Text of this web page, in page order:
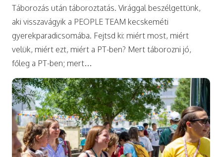
Táborozás után táboroztatás. Virággal beszélgettünk,
aki visszavágyik a PEOPLE TEAM kecskeméti
gyerekparadicsomába. Fejtsd ki: miért most, miért
velük, miért ezt, miért a PT-ben? Mert táborozni jó,
főleg a PT-ben; mert…